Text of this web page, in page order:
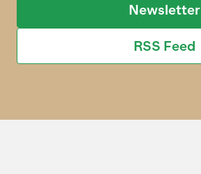
Newsletter
RSS Feed